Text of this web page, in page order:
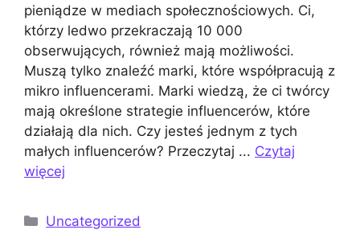
pieniądze w mediach społecznościowych. Ci,
którzy ledwo przekraczają 10 000
obserwujących, również mają możliwości.
Muszą tylko znaleźć marki, które współpracują z
mikro influencerami. Marki wiedzą, że ci twórcy
mają określone strategie influencerów, które
działają dla nich. Czy jesteś jednym z tych
małych influencerów? Przeczytaj ... Czytaj
więcej
Kategorie
Uncategorized